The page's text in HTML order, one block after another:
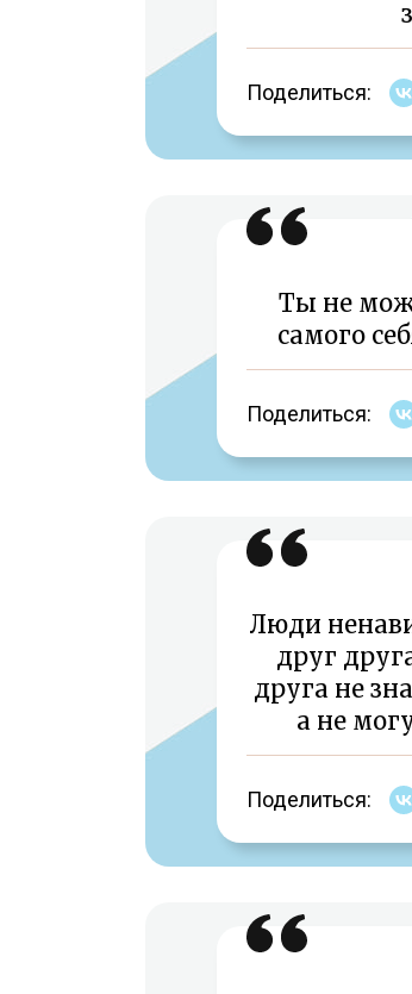
Поделиться:
Ты не
самого
Поделиться:
Люди
друг
друга не
а не
Поделиться: